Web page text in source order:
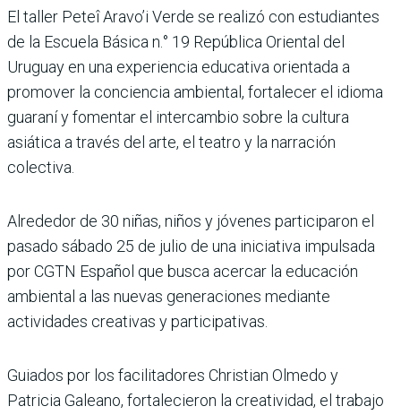
El taller Peteî Aravo’i Verde se realizó con estudiantes
de la Escuela Básica n.° 19 República Oriental del
Uruguay en una experiencia educativa orientada a
promover la conciencia ambiental, fortalecer el idioma
guaraní y fomentar el intercambio sobre la cultura
asiática a través del arte, el teatro y la narración
colectiva.
Alrededor de 30 niñas, niños y jóvenes participaron el
pasado sábado 25 de julio de una iniciativa impulsada
por CGTN Español que busca acercar la educación
ambiental a las nuevas generaciones mediante
actividades creativas y participativas.
Guiados por los facilitadores Christian Olmedo y
Patricia Galeano, fortalecieron la creatividad, el trabajo